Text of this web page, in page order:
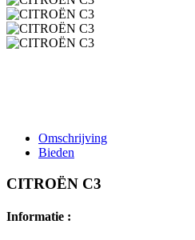
Omschrijving
Bieden
CITROËN C3
Informatie :